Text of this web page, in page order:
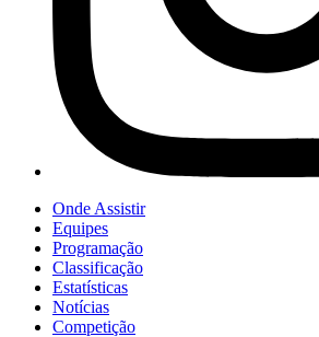
Onde Assistir
Equipes
Programação
Classificação
Estatísticas
Notícias
Competição